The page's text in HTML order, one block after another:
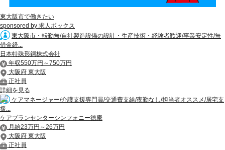
東大阪市で働きたい
sponsored by 求人ボックス
東大阪市・転勤無/自社製造設備の設計・生産技術・経験者歓迎/事業安定性/無
借金経...
日本特殊形鋼株式会社
年収550万円～750万円
大阪府 東大阪
正社員
詳細を見る
ケアマネージャー/介護支援専門員/交通費支給/夜勤なし/担当者オススメ/居宅支
援...
ケアプランセンターシンフォニー徳庵
月給23万円～26万円
大阪府 東大阪
正社員